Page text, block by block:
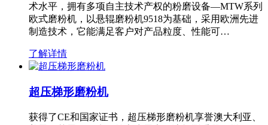
术水平，拥有多项自主技术产权的粉磨设备—MTW系列
欧式磨粉机，以悬辊磨粉机9518为基础，采用欧洲先进
制造技术，它能满足客户对产品粒度、性能可…
了解详情
超压梯形磨粉机
获得了CE和国家证书，超压梯形磨粉机享誉澳大利亚、